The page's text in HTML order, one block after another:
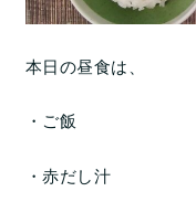
本日の昼食は、
・ご飯
・赤だし汁